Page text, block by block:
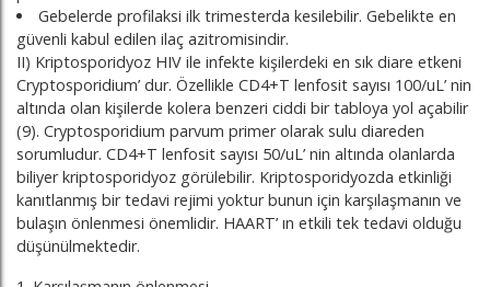
Gebelerde profilaksi ilk trimesterda kesilebilir. Gebelikte en
güvenli kabul edilen ilaç azitromisindir.
II) Kriptosporidyoz HIV ile infekte kişilerdeki en sık diare etkeni
Cryptosporidium’ dur. Özellikle CD4+T lenfosit sayısı 100/uL’ nin
altında olan kişilerde kolera benzeri ciddi bir tabloya yol açabilir
(9). Cryptosporidium parvum primer olarak sulu diareden
sorumludur. CD4+T lenfosit sayısı 50/uL’ nin altında olanlarda
biliyer kriptosporidyoz görülebilir. Kriptosporidyozda etkinliği
kanıtlanmış bir tedavi rejimi yoktur bunun için karşılaşmanın ve
bulaşın önlenmesi önemlidir. HAART’ ın etkili tek tedavi olduğu
düşünülmektedir.